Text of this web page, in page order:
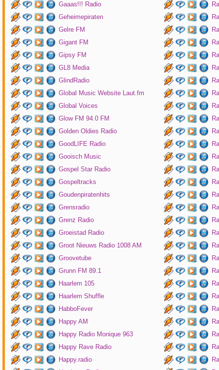
Gaaas!!! Radio
Geheimepiraten
Gelre FM
Gigant FM
Gipsy FM
GL8 Media
GlindRadio
Global Music Website Laut.fm
Global Voices
Glow FM 94.0 FM
Golden Oldies Radio
GoodLIFE Radio
Gooisch Music
Gospel Star Radio
Gospeltracks
Goudenpiratenhits
Grensradio
Grenz Radio
Groeistad Radio
Groot Nieuws Radio 1008 AM
Groovetube
Grunn FM 89.1
Haarlem 105
Haarlem Shuffle
HabboFever
Happy AM
Happy Radio Monique 963
Happy Rave Radio
Happy.radio